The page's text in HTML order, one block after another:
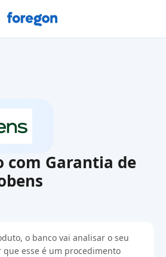
Foregon.com
com Garantia de
o banco vai analisar o seu
que esse é um procedimento